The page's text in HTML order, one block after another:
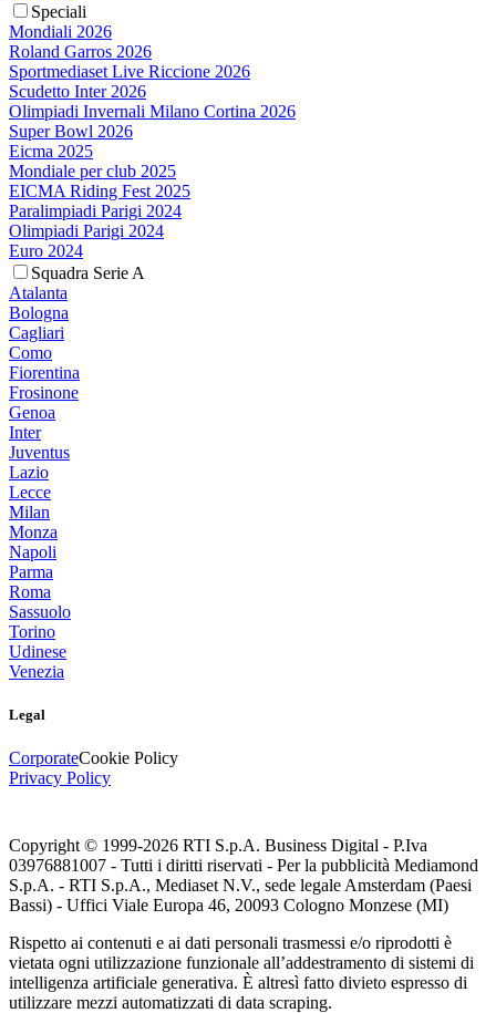
Speciali
Mondiali 2026
Roland Garros 2026
Sportmediaset Live Riccione 2026
Scudetto Inter 2026
Olimpiadi Invernali Milano Cortina 2026
Super Bowl 2026
Eicma 2025
Mondiale per club 2025
EICMA Riding Fest 2025
Paralimpiadi Parigi 2024
Olimpiadi Parigi 2024
Euro 2024
Squadra Serie A
Atalanta
Bologna
Cagliari
Como
Fiorentina
Frosinone
Genoa
Inter
Juventus
Lazio
Lecce
Milan
Monza
Napoli
Parma
Roma
Sassuolo
Torino
Udinese
Venezia
Legal
CorporateCookie Policy
Privacy Policy
Copyright © 1999-2026 RTI S.p.A. Business Digital - P.Iva
03976881007 - Tutti i diritti riservati - Per la pubblicità Mediamond
S.p.A. - RTI S.p.A., Mediaset N.V., sede legale Amsterdam (Paesi
Bassi) - Uffici Viale Europa 46, 20093 Cologno Monzese (MI)
Rispetto ai contenuti e ai dati personali trasmessi e/o riprodotti è
vietata ogni utilizzazione funzionale all’addestramento di sistemi di
intelligenza artificiale generativa. È altresì fatto divieto espresso di
utilizzare mezzi automatizzati di data scraping.